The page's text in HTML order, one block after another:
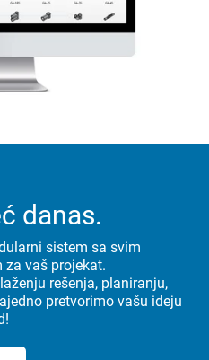
danas.
sistem sa svim
vaš projekat.
rešenja, planiranju,
pretvorimo vašu ideju